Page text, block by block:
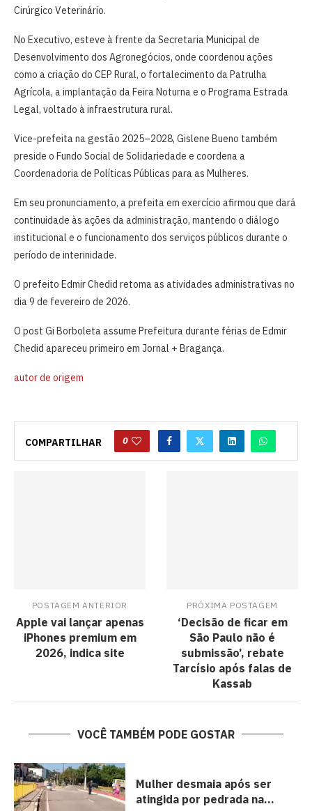
Cirúrgico Veterinário.
No Executivo, esteve à frente da Secretaria Municipal de
Desenvolvimento dos Agronegócios, onde coordenou ações
como a criação do CEP Rural, o fortalecimento da Patrulha
Agrícola, a implantação da Feira Noturna e o Programa Estrada
Legal, voltado à infraestrutura rural.
Vice-prefeita na gestão 2025–2028, Gislene Bueno também
preside o Fundo Social de Solidariedade e coordena a
Coordenadoria de Políticas Públicas para as Mulheres.
Em seu pronunciamento, a prefeita em exercício afirmou que dará
continuidade às ações da administração, mantendo o diálogo
institucional e o funcionamento dos serviços públicos durante o
período de interinidade.
O prefeito Edmir Chedid retoma as atividades administrativas no
dia 9 de fevereiro de 2026.
O post Gi Borboleta assume Prefeitura durante férias de Edmir
Chedid apareceu primeiro em Jornal + Bragança.
autor de origem
COMPARTILHAR 0
POSTAGEM ANTERIOR
Apple vai lançar apenas
iPhones premium em
2026, indica site
PRÓXIMA POSTAGEM
‘Decisão de ficar em
São Paulo não é
submissão’, rebate
Tarcísio após falas de
Kassab
VOCÊ TAMBÉM PODE GOSTAR
Mulher desmaia após ser
atingida por pedrada na...